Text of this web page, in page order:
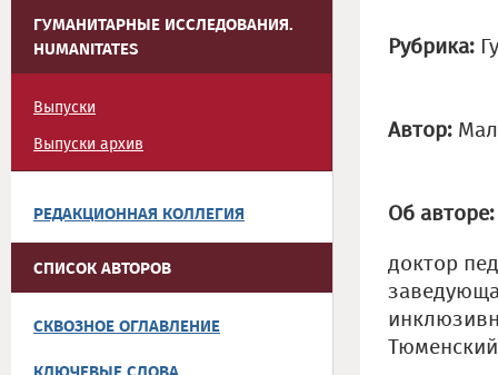
ГУМАНИТАРНЫЕ ИССЛЕДОВАНИЯ.
HUMANITATES
Выпуски
Выпуски архив
РЕДАКЦИОННАЯ КОЛЛЕГИЯ
СПИСОК АВТОРОВ
СКВОЗНОЕ ОГЛАВЛЕНИЕ
Рубрика:
Автор:
Об авторе:
доктор